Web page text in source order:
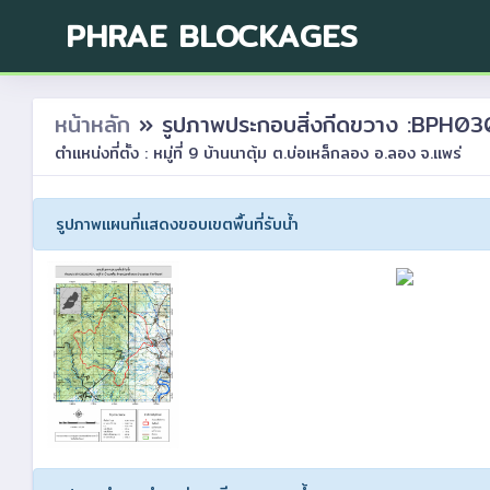
PHRAE BLOCKAGES
หน้าหลัก » รูปภาพประกอบสิ่งกีดขวาง
ตำแหน่งที่ตั้ง : หมู่ที่ 9 บ้านนาตุ้ม ต.บ่อเหล็กลอง อ.ลอง จ.แพร่
รูปภาพแผนที่แสดงขอบเขตพื้นที่รับน้ำ